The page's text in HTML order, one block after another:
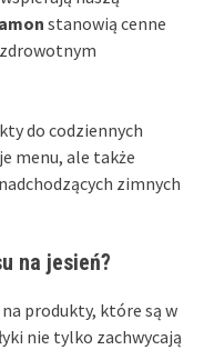
stanowią cenne
do codziennych
menu, ale także
zimnych
na jesień?
produkty, które są w
nie tylko zachwycają